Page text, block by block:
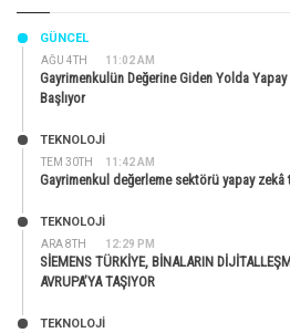
AĞU 4TH 11:02 AM
GÜNCEL
Gayrimenkulün Değerine Giden Yolda
Başlıyor
TEM 30TH 11:42 AM
TEKNOLOJİ
Gayrimenkul değerleme sektörü yapay
ARA 8TH 12:29 PM
TEKNOLOJİ
SİEMENS TÜRKİYE, BİNALARIN
AVRUPA’YA TAŞIYOR
TEKNOLOJİ